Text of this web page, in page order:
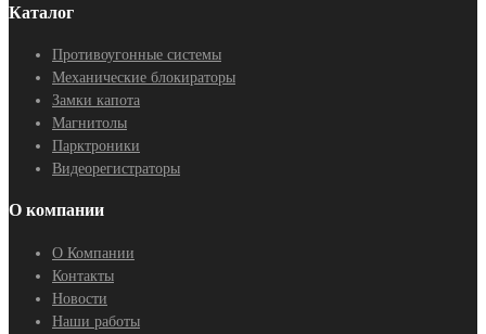
Каталог
Противоугонные системы
Механические блокираторы
Замки капота
Магнитолы
Парктроники
Видеорегистраторы
О компании
О Компании
Контакты
Новости
Наши работы